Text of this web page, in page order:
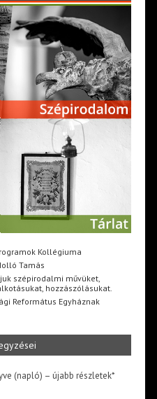
Kollégiuma
Tamás
szépirodalmi művüket,
hozzászólásukat.
Református Egyháznak
(napló) – újabb részletek*